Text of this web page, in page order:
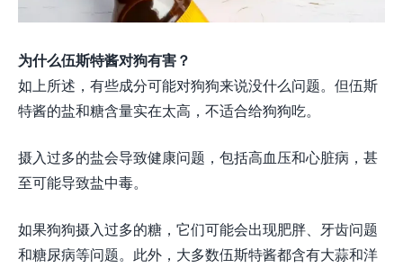
为什么伍斯特酱对狗有害？
如上所述，有些成分可能对狗狗来说没什么问题。但伍斯
特酱的盐和糖含量实在太高，不适合给狗狗吃。
摄入过多的盐会导致健康问题，包括高血压和心脏病，甚
至可能导致盐中毒。
如果狗狗摄入过多的糖，它们可能会出现肥胖、牙齿问题
和糖尿病等问题。此外，大多数伍斯特酱都含有大蒜和洋